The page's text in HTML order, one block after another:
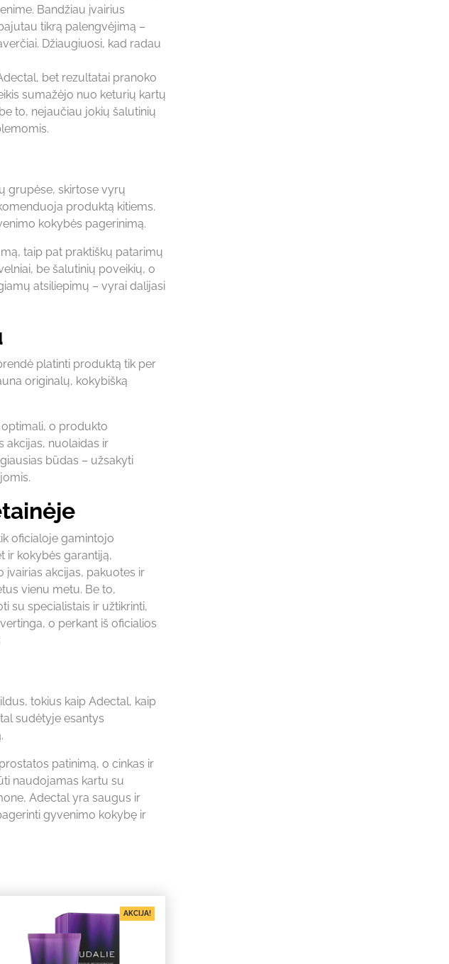
Bandžiau įvairius
tikrą palengvėjimą –
Džiaugiuosi, kad radau
bet rezultatai pranoko
sumažėjo nuo keturių kartų
to, nejaučiau jokių šalutinių
grupėse, skirtose vyrų
produktą kitiems.
kokybės pagerinimą.
taip pat praktiškų patarimų
be šalutinių poveikių, o
atsiliepimų – vyrai dalijasi
platinti produktą tik per
originalų, kokybišką
optimali, o produkto
akcijas, nuolaidas ir
būdas – užsakyti
oficialoje gamintojo
ir kokybės garantiją,
akcijas, pakuotes ir
vienu metu. Be to,
su specialistais ir užtikrinti,
o perkant iš oficialios
tokius kaip Adectal, kaip
sudėtyje esantys
patinimą, o cinkas ir
naudojamas kartu su
Adectal yra saugus ir
gyvenimo kokybę ir
AKCIJA!